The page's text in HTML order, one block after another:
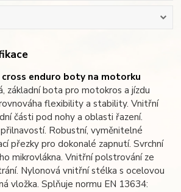
cross enduro boty na motorku
základní bota pro motokros a jízdu
flexibility a stability. Vnitřní
části pod nohy a oblasti řazení.
Robustní, vyměnitelné
přezky pro dokonalé zapnutí. Svrchní
mikrovlákna. Vnitřní polstrování ze
Nylonová vnitřní stélka s ocelovou
vložka. Splňuje normu EN 13634: